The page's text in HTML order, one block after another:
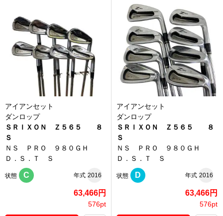
アイアンセット
ダンロップ
ＳＲＩＸＯＮ Ｚ５６５ ８
Ｓ
ＮＳ ＰＲＯ ９８０ＧＨ
Ｄ．Ｓ．Ｔ Ｓ
状態 C 年式 2016
63,466円
576pt
アイアンセット
ダンロップ
ＳＲＩＸＯＮ Ｚ５６５ ８
Ｓ
ＮＳ ＰＲＯ ９８０ＧＨ
Ｄ．Ｓ．Ｔ Ｓ
状態 D 年式 2016
63,466円
576pt